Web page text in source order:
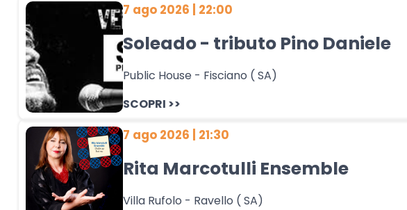
7 ago 2026 | 22:00
Soleado - tributo Pino Daniele
Public House - Fisciano ( SA)
SCOPRI >>
7 ago 2026 | 21:30
Rita Marcotulli Ensemble
Villa Rufolo - Ravello ( SA)